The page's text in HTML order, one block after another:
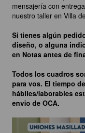
mensajería con
nuestro taller en Villa
Si tienes algún
diseño, o alguna
en Notas antes de
Todos los cuadros
para vos. El tiempo
hábiles/laborables
envio de OCA.